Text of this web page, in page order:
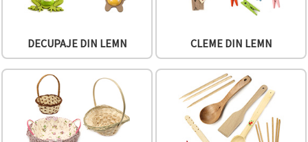
în setări
selectând
făcând clic
pe butonul
Аcceptati
toate!
DECUPAJE DIN LEMN CLEME DIN LEMN